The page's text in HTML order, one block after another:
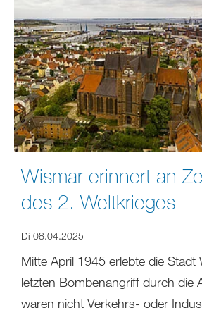
Wismar erinnert an
des 2. Weltkrieges
Di 08.04.2025
Mitte April 1945 erlebte die Stadt
letzten Bombenangriff durch die
waren nicht Verkehrs- oder